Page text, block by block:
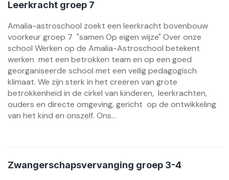
Leerkracht groep 7
Amalia-astroschool zoekt een leerkracht bovenbouw
voorkeur groep 7 "samen Op eigen wijze" Over onze
school Werken op de Amalia-Astroschool betekent
werken met een betrokken team en op een goed
georganiseerde school met een veilig pedagogisch
klimaat. We zijn sterk in het creëren van grote
betrokkenheid in de cirkel van kinderen, leerkrachten,
ouders en directe omgeving, gericht op de ontwikkeling
van het kind en onszelf. Ons...
Zwangerschapsvervanging groep 3-4